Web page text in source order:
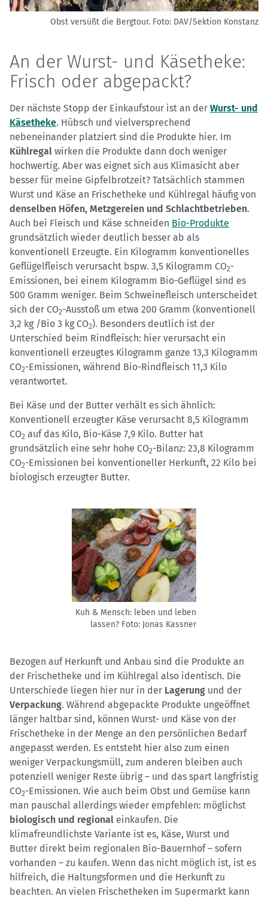
Obst versüßt die Bergtour. Foto: DAV/Sektion Konstanz
An der Wurst- und Käsetheke:
Frisch oder abgepackt?
Der nächste Stopp der Einkaufstour ist an der Wurst- und
Käsetheke. Hübsch und vielversprechend
nebeneinander platziert sind die Produkte hier. Im
Kühlregal wirken die Produkte dann doch weniger
hochwertig. Aber was eignet sich aus Klimasicht aber
besser für meine Gipfelbrotzeit? Tatsächlich stammen
Wurst und Käse an Frischetheke und Kühlregal häufig von
denselben Höfen, Metzgereien und Schlachtbetrieben.
Auch bei Fleisch und Käse schneiden Bio-Produkte
grundsätzlich wieder deutlich besser ab als
konventionell Erzeugte. Ein Kilogramm konventionelles
Geflügelfleisch verursacht bspw. 3,5 Kilogramm CO2-
Emissionen, bei einem Kilogramm Bio-Geflügel sind es
500 Gramm weniger. Beim Schweinefleisch unterscheidet
sich der CO2-Ausstoß um etwa 200 Gramm (konventionell
3,2 kg /Bio 3 kg CO2). Besonders deutlich ist der
Unterschied beim Rindfleisch: hier verursacht ein
konventionell erzeugtes Kilogramm ganze 13,3 Kilogramm
CO2-Emissionen, während Bio-Rindfleisch 11,3 Kilo
verantwortet.
Bei Käse und der Butter verhält es sich ähnlich:
Konventionell erzeugter Käse verursacht 8,5 Kilogramm
CO2 auf das Kilo, Bio-Käse 7,9 Kilo. Butter hat
grundsätzlich eine sehr hohe CO2-Bilanz: 23,8 Kilogramm
CO2-Emissionen bei konventioneller Herkunft, 22 Kilo bei
biologisch erzeugter Butter.
Kuh & Mensch: leben und leben
lassen? Foto: Jonas Kassner
Bezogen auf Herkunft und Anbau sind die Produkte an
der Frischetheke und im Kühlregal also identisch. Die
Unterschiede liegen hier nur in der Lagerung und der
Verpackung. Während abgepackte Produkte ungeöffnet
länger haltbar sind, können Wurst- und Käse von der
Frischetheke in der Menge an den persönlichen Bedarf
angepasst werden. Es entsteht hier also zum einen
weniger Verpackungsmüll, zum anderen bleiben auch
potenziell weniger Reste übrig – und das spart langfristig
CO2-Emissionen. Wie auch beim Obst und Gemüse kann
man pauschal allerdings wieder empfehlen: möglichst
biologisch und regional einkaufen. Die
klimafreundlichste Variante ist es, Käse, Wurst und
Butter direkt beim regionalen Bio-Bauernhof – sofern
vorhanden – zu kaufen. Wenn das nicht möglich ist, ist es
hilfreich, die Haltungsformen und die Herkunft zu
beachten. An vielen Frischetheken im Supermarkt kann